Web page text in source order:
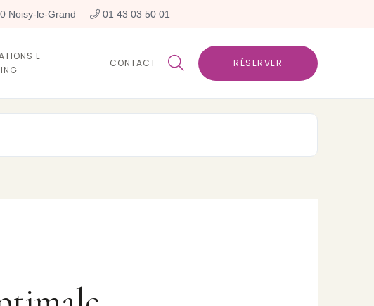
Noisy-le-Grand  01 43 03 50 01
E-
CONTACT  RÉSERVER